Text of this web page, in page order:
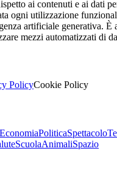
ai contenuti e ai dati
ogni utilizzazione
artificiale generativa. È
mezzi automatizzati di
PolicyCookie Policy
EconomiaPoliticaSpettacolo
ScuolaAnimaliSpazio